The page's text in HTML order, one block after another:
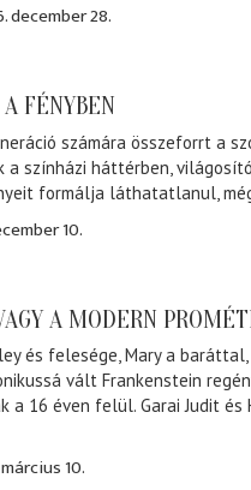
december 28.
FÉNYBEN
számára összeforrt a
színházi háttérben,
formálja láthatatlanul,
10.
A MODERN
és felesége, Mary a
vált Frankenstein
a 16 éven felül. Garai Judit
10.